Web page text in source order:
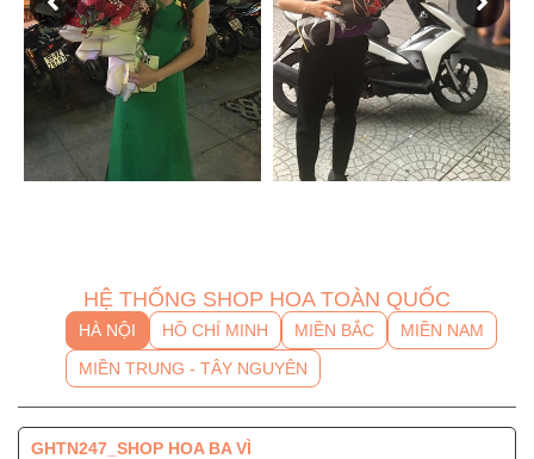
HỆ THỐNG SHOP HOA TOÀN QUỐC
HÀ NỘI HỒ CHÍ MINH MIỀN BẮC
MIỀN NAM
MIỀN TRUNG - TÂY NGUYÊN
GHTN247_SHOP HOA BA VÌ